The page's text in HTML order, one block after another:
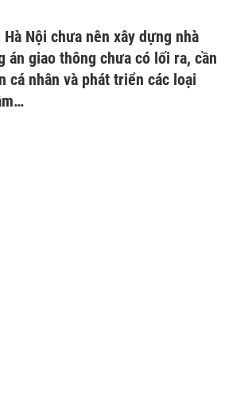
Nội chưa nên xây dựng nhà
án giao thông chưa có lối ra, cần
cá nhân và phát triển các loại